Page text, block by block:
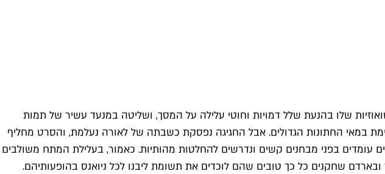
שלו בהנעת שלל דמויות וחוטי עלילה על המסך, ושליטה במנעד עשיר של תמות
במאי החתונות הגדולים. אבל החגיגה נפסקת כשבתה של לאורה נעלמת, והסרט מחליף
עומדים בפני מבחנים קשים ונדרשים להחלטות מהותיות. כאמור, בעלילת המתח משולבים
שחקנים כל כך טובים שהם לוכדים את תשומת ליבנו לכל ניואנס בהופעותיהם.